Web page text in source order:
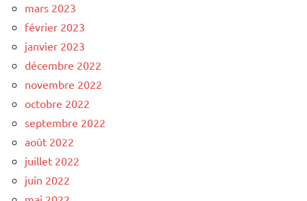
mars 2023
février 2023
janvier 2023
décembre 2022
novembre 2022
octobre 2022
septembre 2022
août 2022
juillet 2022
juin 2022